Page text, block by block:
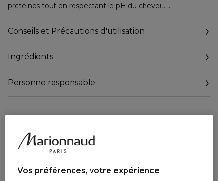
protéines tout en respectant le pH du cheveu.
& Huile de Ricin, stimule le cuir chevelu, renforce & protège
les longueurs en profondeur, répare les fourches. Il cible et
cheveux plus longs et plus forts.
Conseils et Précautions d'utilisation
Ingrédients
Personne responsable
Vos préférences, votre expérience